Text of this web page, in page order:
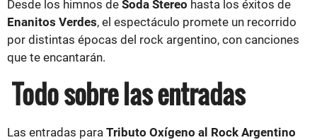
Desde los himnos de Soda Stereo hasta los éxitos de
Enanitos Verdes, el espectáculo promete un recorrido
por distintas épocas del rock argentino, con canciones
que te encantarán.
Todo sobre las entradas
Las entradas para Tributo Oxígeno al Rock Argentino